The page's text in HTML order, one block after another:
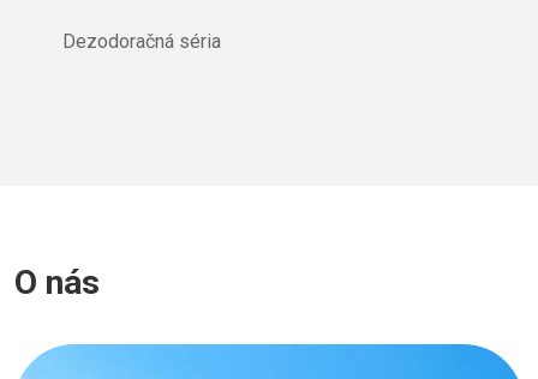
Dezodoračná séria
O nás